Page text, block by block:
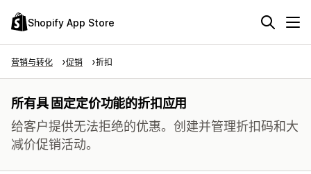
Shopify App Store
营销与转化 促销 折扣
所有具 固定定价功能的折扣应用
给客户提供无法拒绝的优惠。创建并管理折扣码和大
减价促销活动。